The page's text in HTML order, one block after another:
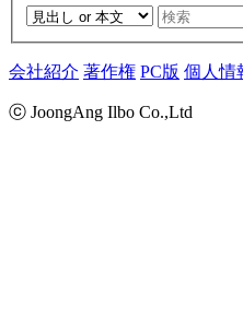
会社紹介 著作権 PC版 個人情
ⓒ JoongAng Ilbo Co.,Ltd